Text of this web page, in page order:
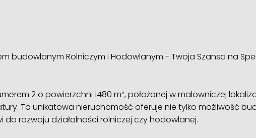
budowlanym Rolniczym i Hodowlanym - Twoja Szansa na
2 o powierzchni 1480 m², położonej w malowniczej
Ta unikatowa nieruchomość oferuje nie tylko możliwość
do rozwoju działalności rolniczej czy hodowlanej.